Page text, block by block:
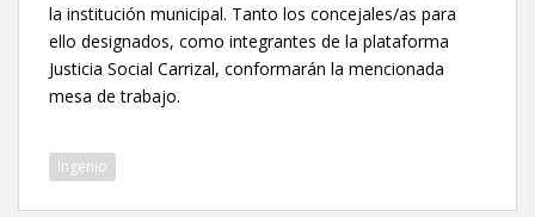
la institución municipal. Tanto los concejales/as para
ello designados, como integrantes de la plataforma
Justicia Social Carrizal, conformarán la mencionada
mesa de trabajo.
Ingenio